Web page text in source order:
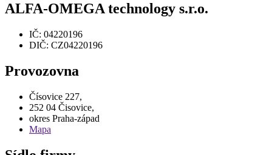
ALFA-OMEGA technology s.r.o.
IČ: 04220196
DIČ: CZ04220196
Provozovna
Čísovice 227,
252 04 Čisovice,
okres Praha-západ
Mapa